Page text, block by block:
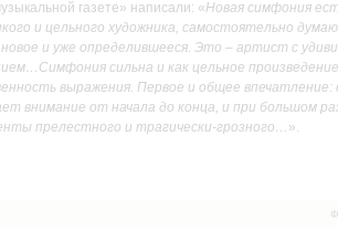
газете» написали: «Новая симфония
и цельного художника, самостоятельно
новое и уже определившееся. Это – артист с
сильна и как цельное
выражения. Первое и общее
внимание от начала до конца, и при большом
прелестного и трагически-грозного… ».